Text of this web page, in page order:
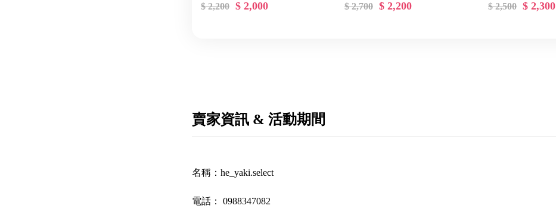
$ 2,200 $ 2,000 $ 2,700 $ 2,200 $ 2,500 $ 2,300
賣家資訊 & 活動期間
名稱： he_yaki.select
電話： 0988347082